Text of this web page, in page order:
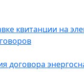
квитанции на
договора